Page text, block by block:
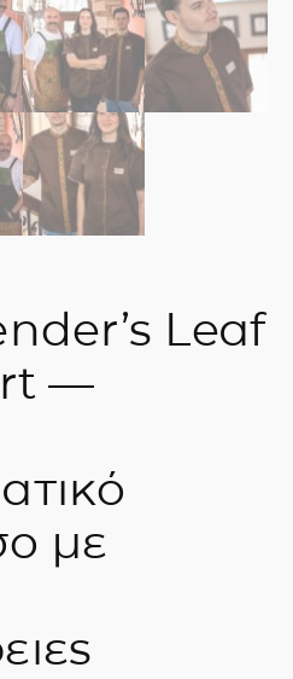
Leaf
—
με